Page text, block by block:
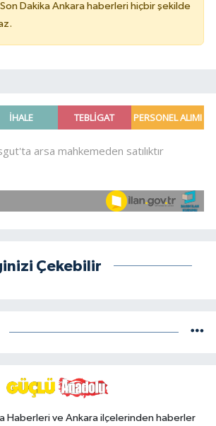
Dakika Ankara haberleri hiçbir şekilde
Çekebilir
Haberleri ve Ankara ilçelerinden haberler